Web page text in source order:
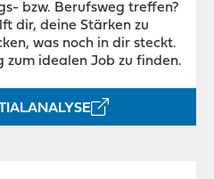
bzw. Berufsweg treffen?
dir, deine Stärken zu
was noch in dir steckt.
zum idealen Job zu finden.